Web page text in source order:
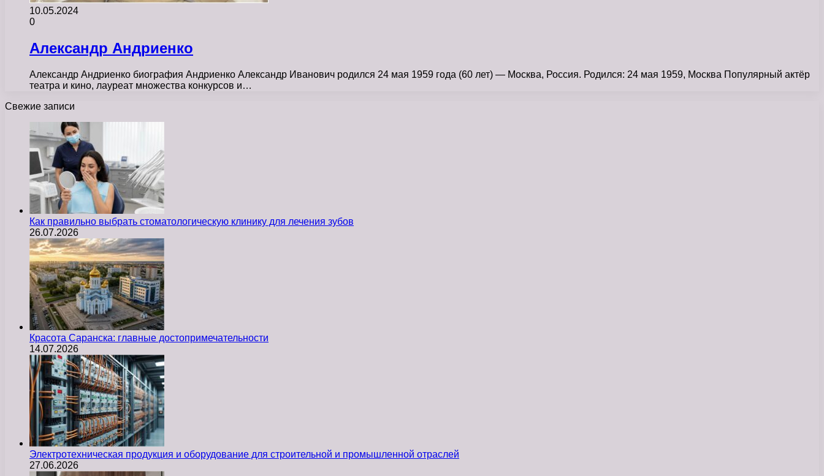
10.05.2024
0
Александр Андриенко
Александр Андриенко биография Андриенко Александр Иванович родился 24 мая 1959 года (60 лет) — Москва, Россия. Родился: 24 мая 1959, Москва Популярный актёр
театра и кино, лауреат множества конкурсов и…
Свежие записи
Как правильно выбрать стоматологическую клинику для лечения зубов
26.07.2026
Красота Саранска: главные достопримечательности
14.07.2026
Электротехническая продукция и оборудование для строительной и промышленной отраслей
27.06.2026